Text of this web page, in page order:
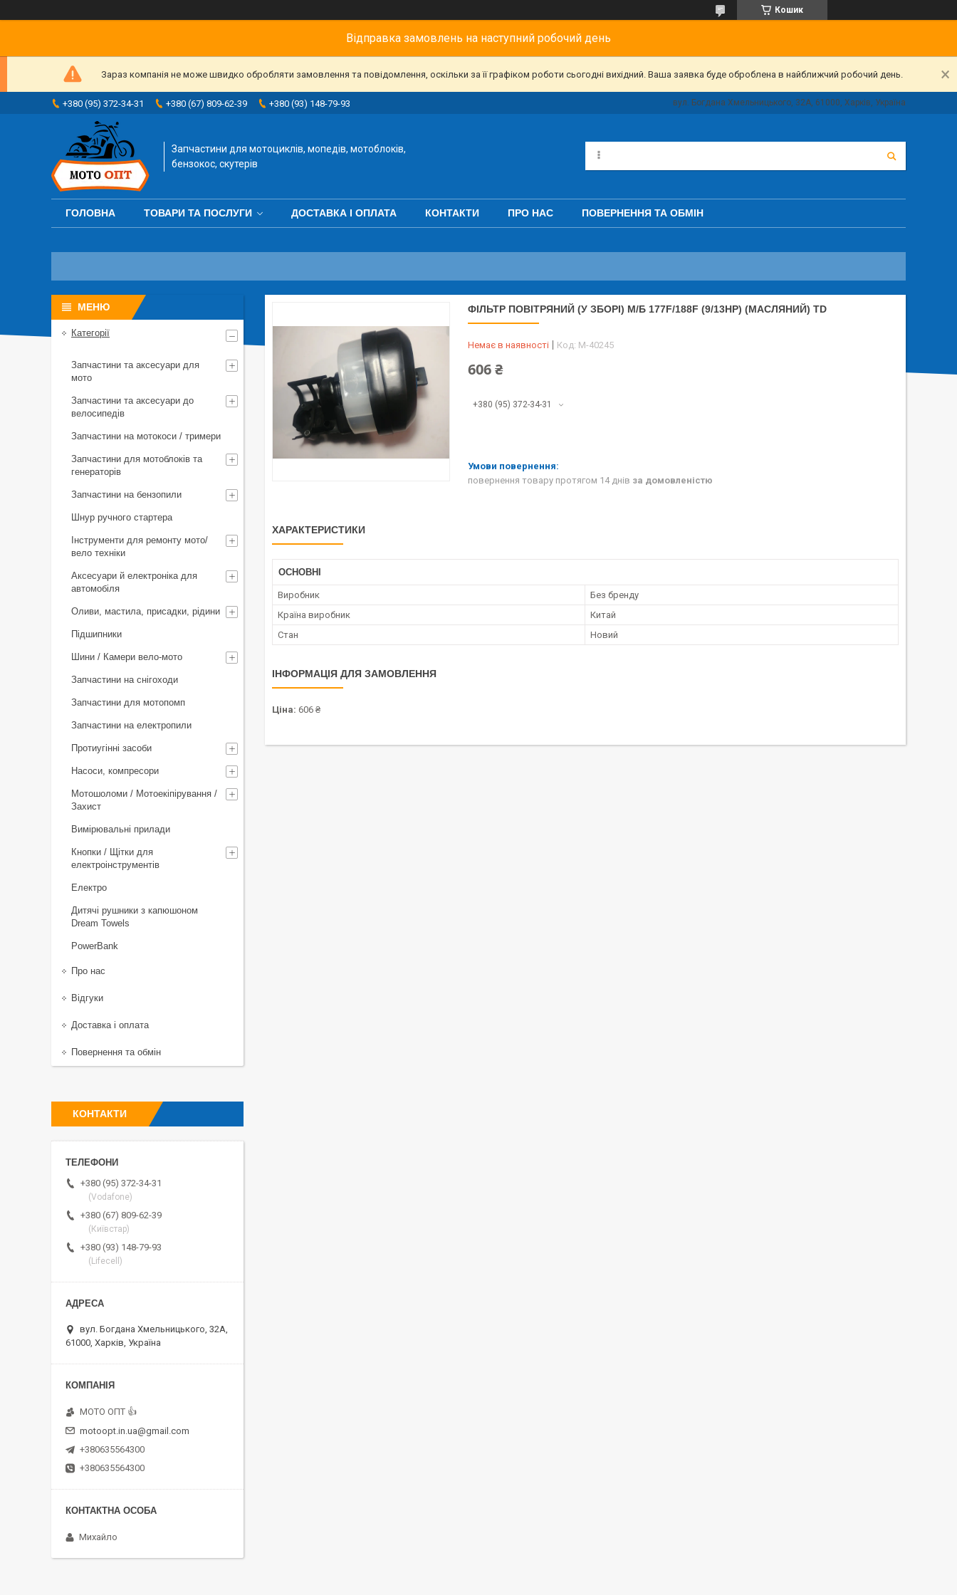
Кошик
Відправка замовлень на наступний робочий день
Зараз компанія не може швидко обробляти замовлення та повідомлення, оскільки за її графіком роботи сьогодні вихідний. Ваша заявка буде оброблена в найближчий робочий день.
+380 (95) 372-34-31 +380 (67) 809-62-39 +380 (93) 148-79-93 вул. Богдана Хмельницького, 32А, 61000, Харків, Україна
Запчастини для мотоциклів, мопедів, мотоблоків,
бензокос, скутерів
ГОЛОВНА ТОВАРИ ТА ПОСЛУГИ ДОСТАВКА І ОПЛАТА КОНТАКТИ ПРО НАС ПОВЕРНЕННЯ ТА ОБМІН
ФІЛЬТР ПОВІТРЯНИЙ (У ЗБОРІ) М/Б 177F/188F (9/13HP) (МАСЛЯНИЙ) TD
Немає в наявності Код: M-40245
606 ₴
+380 (95) 372-34-31
повернення товару протягом 14 днів за домовленістю
ХАРАКТЕРИСТИКИ
ОСНОВНІ
Виробник
Без бренду
Країна виробник
Китай
Стан
Новий
ІНФОРМАЦІЯ ДЛЯ ЗАМОВЛЕННЯ
Ціна: 606 ₴
Категорії
Запчастини та аксесуари для
мото
Запчастини та аксесуари до
велосипедів
Запчастини на мотокоси / тримери
Запчастини для мотоблоків та
генераторів
Запчастини на бензопили
Шнур ручного стартера
Інструменти для ремонту мото/
вело техніки
Аксесуари й електроніка для
автомобіля
Оливи, мастила, присадки, рідини
Підшипники
Шини / Камери вело-мото
Запчастини на снігоходи
Запчастини для мотопомп
Запчастини на електропили
Протиугінні засоби
Насоси, компресори
Мотошоломи / Мотоекіпірування /
Захист
Вимірювальні прилади
Кнопки / Щітки для
електроінструментів
Електро
Дитячі рушники з капюшоном
Dream Towels
PowerBank
Про нас
Відгуки
Доставка і оплата
Повернення та обмін
КОНТАКТИ
+380 (95) 372-34-31
(Vodafone)
+380 (67) 809-62-39
(Київстар)
+380 (93) 148-79-93
(Lifecell)
вул. Богдана Хмельницького, 32А,
61000, Харків, Україна
MOTO OПT 👍
motoopt.in.ua@gmail.com
+380635564300
+380635564300
Михайло